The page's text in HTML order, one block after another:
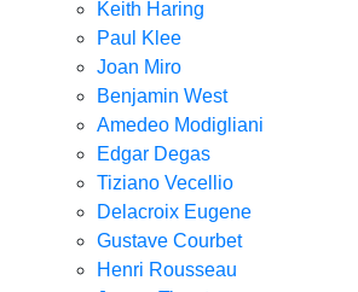
Keith Haring
Paul Klee
Joan Miro
Benjamin West
Amedeo Modigliani
Edgar Degas
Tiziano Vecellio
Delacroix Eugene
Gustave Courbet
Henri Rousseau